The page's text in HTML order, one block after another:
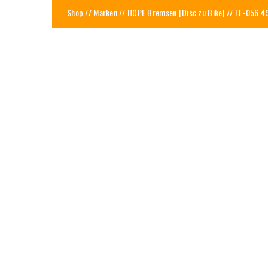
Shop//Marken// HOPE Bremsen [Disc zu Bike]// FE-